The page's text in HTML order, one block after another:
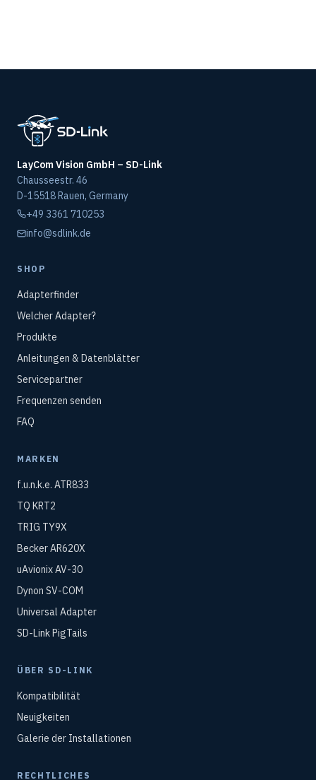
LayCom Vision GmbH – SD-Link
Chausseestr. 46
D-15518 Rauen, Germany
+49 3361 710253
info@sdlink.de
SHOP
Adapterfinder
Welcher Adapter?
Produkte
Anleitungen & Datenblätter
Servicepartner
Frequenzen senden
FAQ
MARKEN
f.u.n.k.e. ATR833
TQ KRT2
TRIG TY9X
Becker AR620X
uAvionix AV-30
Dynon SV-COM
Universal Adapter
SD-Link PigTails
ÜBER SD-LINK
Kompatibilität
Neuigkeiten
Galerie der Installationen
RECHTLICHES